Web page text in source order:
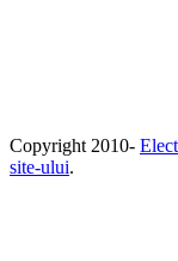
Copyright 2010-
site-ului.